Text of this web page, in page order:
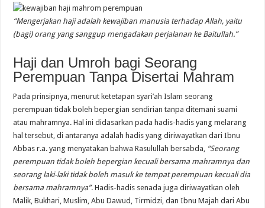
“Mengerjakan haji adalah kewajiban manusia terhadap Allah, yaitu
(bagi) orang yang sanggup mengadakan perjalanan ke Baitullah.”
Haji dan Umroh bagi Seorang
Perempuan Tanpa Disertai Mahram
Pada prinsipnya, menurut ketetapan syari’ah Islam seorang
perempuan tidak boleh bepergian sendirian tanpa ditemani suami
atau mahramnya. Hal ini didasarkan pada hadis-hadis yang melarang
hal tersebut, di antaranya adalah hadis yang diriwayatkan dari Ibnu
Abbas r.a. yang menyatakan bahwa Rasulullah bersabda, “Seorang
perempuan tidak boleh bepergian kecuali bersama mahramnya dan
seorang laki-laki tidak boleh masuk ke tempat perempuan kecuali dia
bersama mahramnya”. Hadis-hadis senada juga diriwayatkan oleh
Malik, Bukhari, Muslim, Abu Dawud, Tirmidzi, dan Ibnu Majah dari Abu